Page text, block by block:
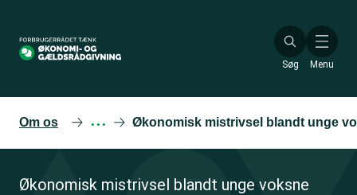
hovedindhold
Søg Menu
Om os ··· Økonomisk mistrivsel blandt unge
Økonomisk mistrivsel blandt unge voksne